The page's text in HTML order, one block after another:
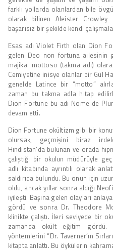
farklı yollarda olanlardan bile
olarak bilinen Aleister
başarısız bir şekilde kendi
Esas adı Violet Firth olan Dion
gelen Deo non fortuna ailesinin
majikal mottosu (takma adı)
Cemiyetine inisye olanlar bir Gül
genelde Latince bir “motto”
zaman bu takma adla hitap
Dion Fortune bu adı Nome de
devam etti.
Dion Fortune okültizm gibi bir
olursak, geçmişini biraz
Hindistan’da bulunan ve orada
çalıştığı bir okulun müdürüyle
adlı kitabında ayrıntılı olarak
saldırıda bulundu. Bu onun için
oldu, ancak yıllar sonra aldığı
iyileşti. Başına gelen olayları
gördü ve sonra Dr. Theodore
klinikte çalıştı. İleri seviyede bir
zamanda okült eğitim gördü.
yöntemlerini “Dr. Taverner’ın
kitapta anlattı. Bu öykülerin